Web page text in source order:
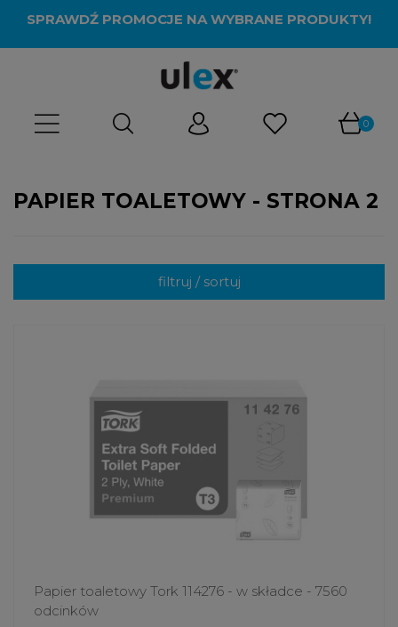
SPRAWDŹ PROMOCJE NA WYBRANE PRODUKTY!
PAPIER TOALETOWY - STRONA 2
filtruj / sortuj
Papier toaletowy Tork 114276 - w składce - 7560
odcinków